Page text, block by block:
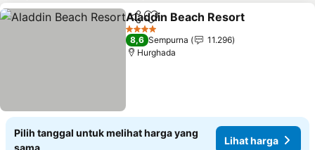
BagikanTambahkan ke favorit
Aladdin Beach Resort
4 Bintang
8,6 Sempurna
11.296
Hurghada
Pilih tanggal untuk melihat harga yang
sama
Lihat harga